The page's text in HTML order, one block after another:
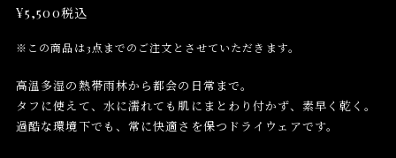
¥5,500税込
※この商品は3点までのご注文とさせていただきます。
高温多湿の熱帯雨林から都会の日常まで。
タフに使えて、水に濡れても肌にまとわり付かず、素早く乾く。
過酷な環境下でも、常に快適さを保つドライウェアです。